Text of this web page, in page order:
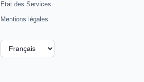
Etat des Services
Mentions légales
Choisir
une